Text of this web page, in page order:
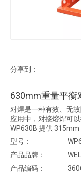
分享到：
630mm重量平衡
对焊是一种有效、无
应用中，对接熔焊可
WP630B 提供 315mm
型号：
产品品牌：
产品编码：